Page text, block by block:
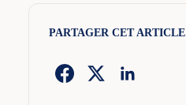
PARTAGER CET ARTICLE